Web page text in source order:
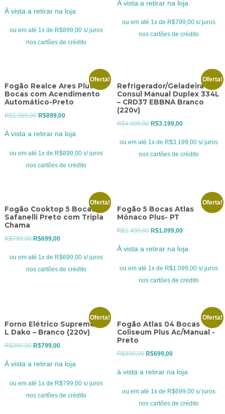
original
era:
R$1.099,00.
atual
é:
R$899,00.
À vista a retirar na loja
ou em até 1x de R$899,00 s/ juros
nos cartões de crédito
original
era:
R$999,00.
atual
é:
R$799,00.
À vista a retirar na loja
ou em até 1x de R$799,00 s/ juros
nos cartões de crédito
Oferta!
Fogão Realce Ares Plus 4
Bocas com Acendimento
Automático-Preto
R$1.099,00 O
era:
R$1.099,00.
R$899,00O
atual
é:
R$899,00.
À vista a retirar na loja
ou em até 1x de R$899,00 s/ juros
nos cartões de crédito
Oferta!
Refrigerador/Geladeira
Consul Manual Duplex 334L
– CRD37 EBBNA Branco
(220v)
R$4.099,00 O
R$3.199,00O
atual
ou em até 1x de R$3.199,00 s/ juros
nos cartões de crédito
Oferta!
Fogão Cooktop 5 Bocas
Safanelli Preto com Tripla
Chama
R$799,00 O
R$699,00O
atual
ou em até 1x de R$699,00 s/ juros
nos cartões de crédito
Oferta!
Fogão 5 Bocas Atlas
Mônaco Plus- PT
R$1.499,00 O
era:
R$1.499,00.
R$1.099,00O
atual
é:
R$1.099,00.
À vista a retirar na loja
ou em até 1x de R$1.099,00 s/ juros
nos cartões de crédito
Oferta!
Forno Elétrico Supreme 44
L Dako – Branco (220v)
R$999,00 O
era:
R$999,00.
R$799,00O
atual
é:
R$799,00.
À vista a retirar na loja
ou em até 1x de R$799,00 s/ juros
nos cartões de crédito
Oferta!
Fogão Atlas 04 Bocas
Coliseum Plus Ac/Manual -
Preto
R$899,00 O
era:
R$899,00.
R$699,00O
atual
é:
R$699,00.
à vista a retirar na loja
ou em até 1x de R$699,00 s/ juros
nos cartões de crédito